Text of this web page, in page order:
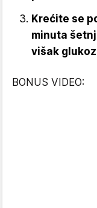
Krećite se
minuta
višak
BONUS VIDEO: